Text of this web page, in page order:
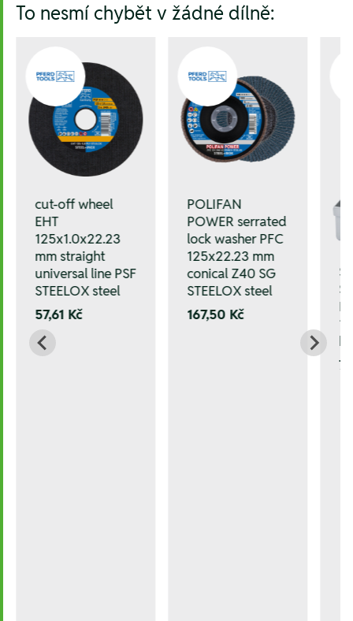
To nesmí chybět v žádné dílně:
cut-off wheel
EHT
125x1.0x22.23
mm straight
universal line PSF
STEELOX steel
57,61 Kč
POLIFAN
POWER serrated
lock washer PFC
125x22.23 mm
conical Z40 SG
STEELOX steel
167,50 Kč